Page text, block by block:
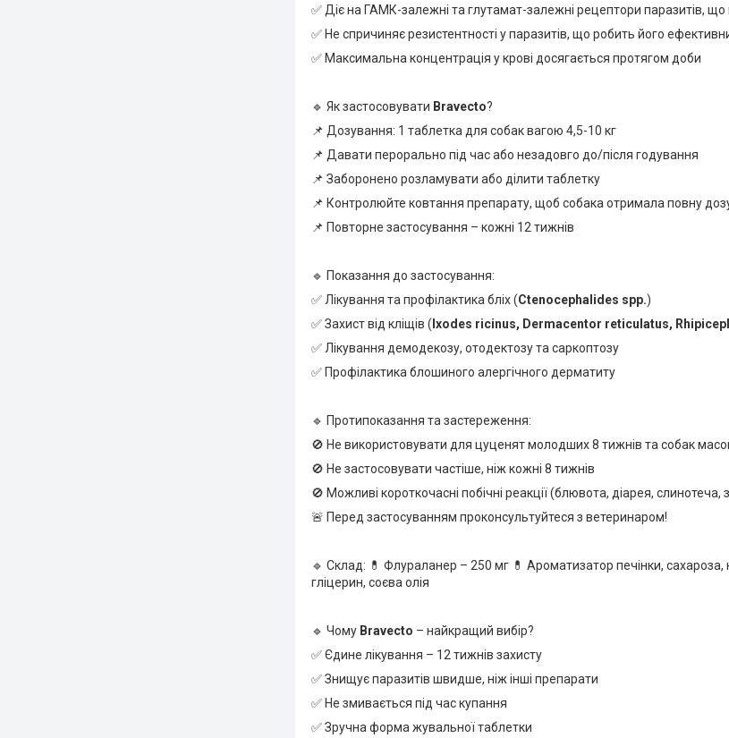
✅ Діє на ГАМК-залежні та глутамат-залежні рецептори паразитів, що
✅ Не спричиняє резистентності у паразитів, що робить його
✅ Максимальна концентрація у крові досягається протягом доби
🔹 Як застосовувати Bravecto?
📌 Дозування: 1 таблетка для собак вагою 4,5-10 кг
📌 Давати перорально під час або незадовго до/після годування
📌 Заборонено розламувати або ділити таблетку
📌 Контролюйте ковтання препарату, щоб собака отримала повну
📌 Повторне застосування – кожні 12 тижнів
🔹 Показання до застосування:
✅ Лікування та профілактика бліх (Ctenocephalides spp.)
✅ Захист від кліщів ( Ixodes ricinus, Dermacentor reticulatus,
✅ Лікування демодекозу, отодектозу та саркоптозу
✅ Профілактика блошиного алергічного дерматиту
🔹 Протипоказання та застереження:
🚫 Не використовувати для цуценят молодших 8 тижнів та собак
🚫 Не застосовувати частіше, ніж кожні 8 тижнів
🚫 Можливі короткочасні побічні реакції (блювота, діарея,
🚨 Перед застосуванням проконсультуйтеся з ветеринаром!
🔹 Склад: 💊 Флураланер – 250 мг 💊 Ароматизатор печінки, сахароза,
гліцерин, соєва олія
🔹 Чому Bravecto – найкращий вибір?
✅ Єдине лікування – 12 тижнів захисту
✅ Знищує паразитів швидше, ніж інші препарати
✅ Не змивається під час купання
✅ Зручна форма жувальної таблетки